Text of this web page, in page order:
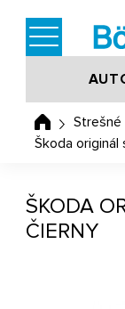
Strešné
Škoda
ŠKODA
ČIERNY